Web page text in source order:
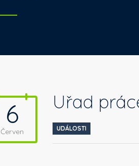
6
Červen
Úřad
UDÁLOSTI